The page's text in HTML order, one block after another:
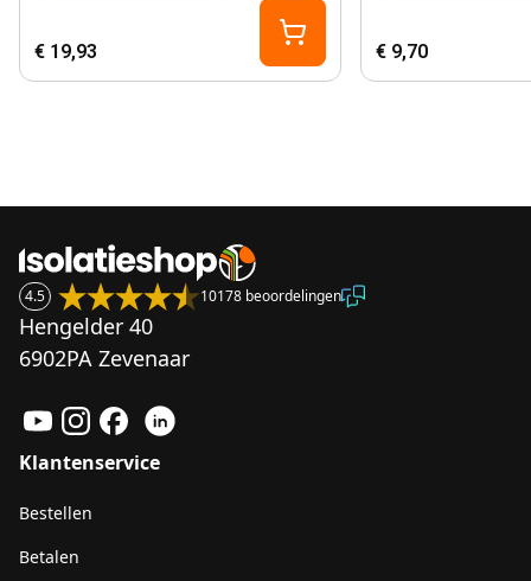
€ 19,93 € 9,70
4.5 10178 beoordelingen
Hengelder 40
6902PA Zevenaar
Klantenservice
Bestellen
Betalen